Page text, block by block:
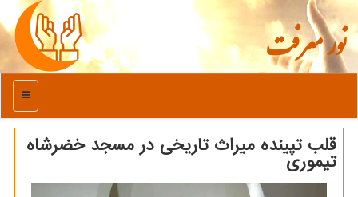
نور معرفت
منو
قلب تپینده میراث تاریخی در مسجد خضرشاه
تیموری